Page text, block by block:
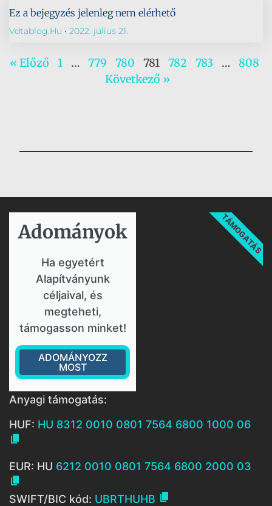
Ez a bejegyzés jelenleg nem elérhető
Vdtablog.hu 2022. július 21.
« Előző 1 … 779 780 781 782 783 …
808
Következő »
Adományok​
Ha egyetért
Alapítványunk
céljaival, és
megteheti,
támogasson minket!
ADOMÁNYOZZ
MOST
TÁMOGATÁS
Anyagi támogatás:
HUF: HU 8312 0010 0801 7564 6800 1000 06

EUR: HU 6212 0010 0801 7564 6800 2000 03

SWIFT/BIC kód: UBRTHUHB 